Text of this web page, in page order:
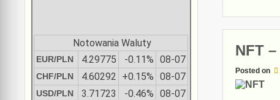
NFT
Posted on
Notowania Waluty
EUR/PLN 4.29775 -0.11% 08-07
CHF/PLN 4.60292 +0.15% 08-07
USD/PLN 3.71723 -0.46% 08-07